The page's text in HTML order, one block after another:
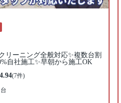
リーニング全般対応✨複数台割
自社施工✨早朝から施工OK
4.94(7件)